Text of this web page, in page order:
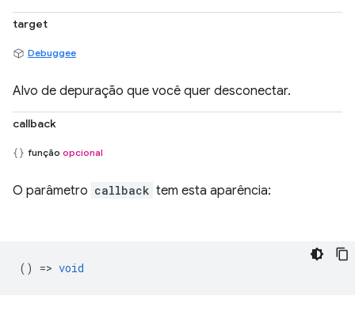
target
Debuggee
Alvo de depuração que você quer desconectar.
callback
função opcional
O parâmetro callback tem esta aparência:
() => void